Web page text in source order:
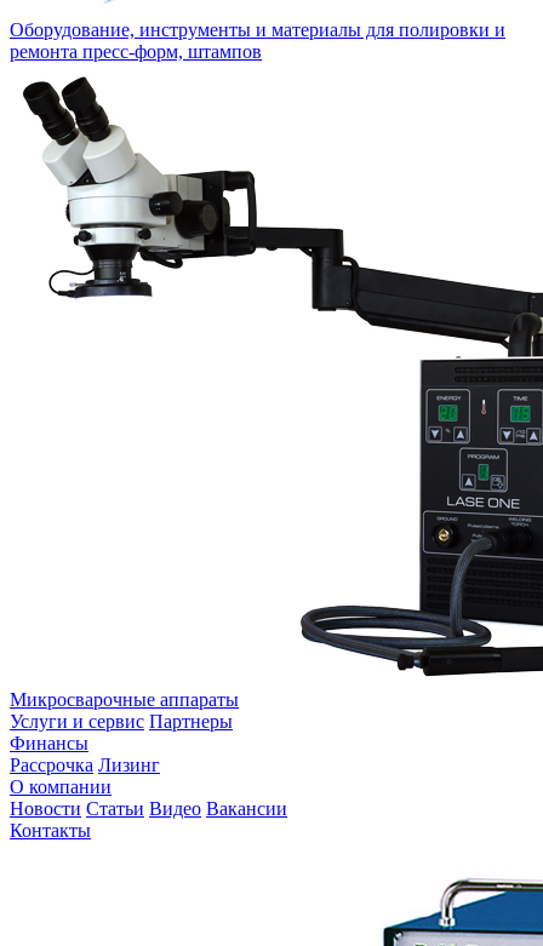
Оборудование, инструменты и материалы для полировки и
ремонта пресс-форм, штампов
Микросварочные аппараты
Услуги и сервис Партнеры
Финансы
Рассрочка Лизинг
О компании
Новости Статьи Видео Вакансии
Контакты